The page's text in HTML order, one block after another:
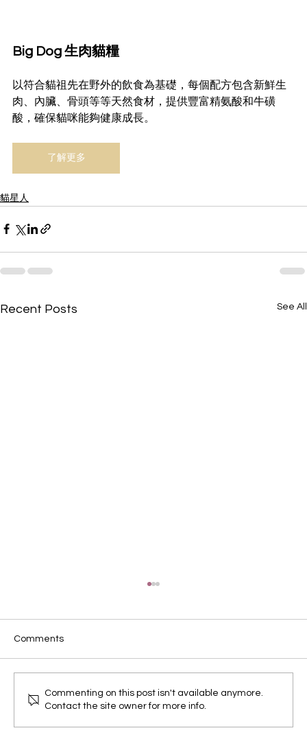
Big Dog 生肉貓糧
以符合貓祖先在野外的飲食為基礎，每個配方包含新鮮生
肉、內臟、骨頭等等天然食材，提供豐富精氨酸和牛磺
酸，確保貓咪能夠健康成長。
了解更多
貓星人
Recent Posts See All
破壞是一種宣言
Comments
Commenting on this post isn't available anymore.
Contact the site owner for more info.